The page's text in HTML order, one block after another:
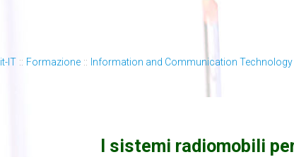
it-IT :: Formazione :: Information and Communication Technology
I sistemi radiomobili